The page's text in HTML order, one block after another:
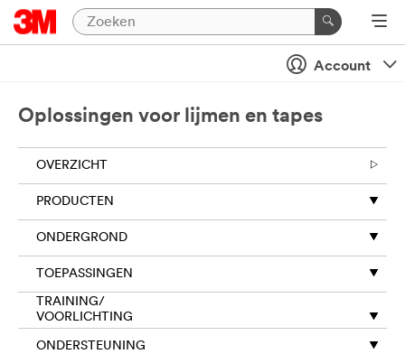
Dicht
vraag
experts
in
Tapes,
Lijmen,
Verbindingen
Assemblage
Account
Oplossingen voor lijmen en tapes
OVERZICHT
PRODUCTEN
ONDERGROND
TOEPASSINGEN
TRAINING/
VOORLICHTING
ONDERSTEUNING